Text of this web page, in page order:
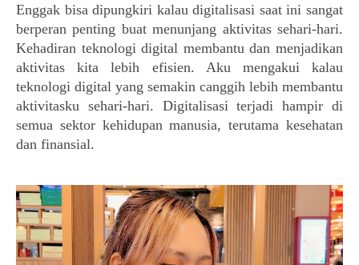
Enggak bisa dipungkiri kalau digitalisasi saat ini sangat
berperan penting buat menunjang aktivitas sehari-hari.
Kehadiran teknologi digital membantu dan menjadikan
aktivitas kita lebih efisien. Aku mengakui kalau
teknologi digital yang semakin canggih lebih membantu
aktivitasku sehari-hari. Digitalisasi terjadi hampir di
semua sektor kehidupan manusia, terutama kesehatan
dan finansial.